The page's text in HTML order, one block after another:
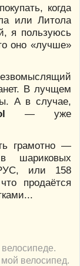
когда
или Литола
я пользуюсь
оно «лучше»
В лучщем
А в случае,
— уже
грамотно —
шариковых
или 158
продаётся
велосипед.